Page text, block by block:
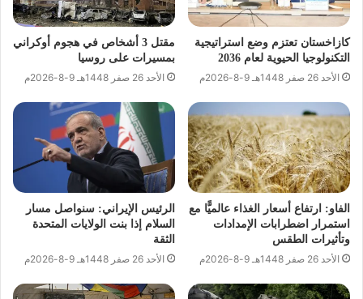
كازاخستان تعتزم وضع استراتيجية
التكنولوجيا الحيوية لعام 2036
الأحد 26 صفر 1448هـ 9-8-2026م
مقتل 3 أشخاص في هجوم أوكراني
بمسيرات على روسيا
الأحد 26 صفر 1448هـ 9-8-2026م
الفاو: ارتفاع أسعار الغذاء عالميًّا مع
استمرار اضطرابات الإمدادات
وتأثيرات الطقس
الأحد 26 صفر 1448هـ 9-8-2026م
الرئيس الإيراني: سنواصل مسار
السلام إذا بنت الولايات المتحدة
الثقة
الأحد 26 صفر 1448هـ 9-8-2026م